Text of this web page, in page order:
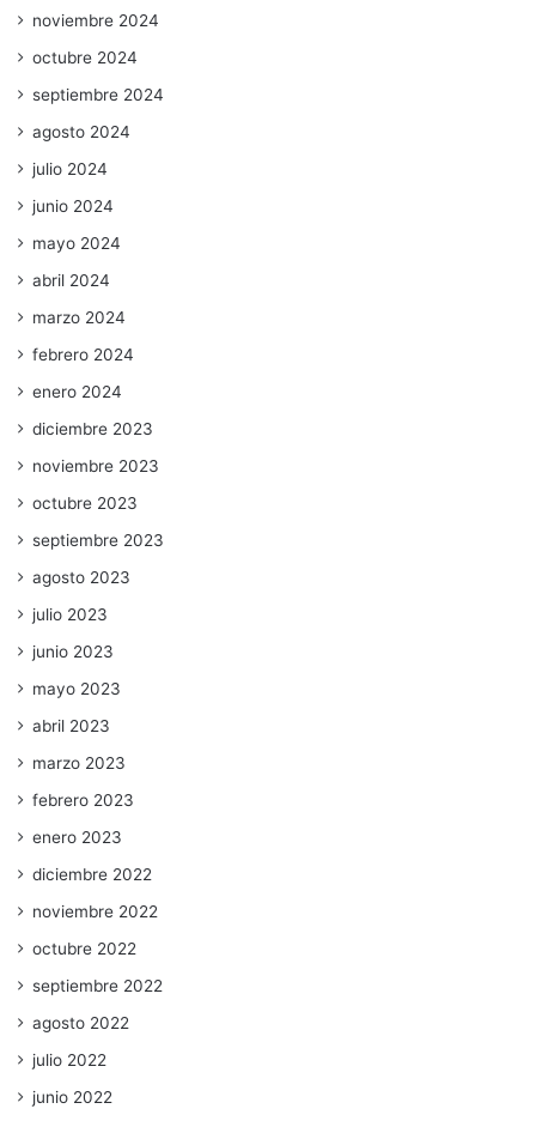
noviembre 2024
octubre 2024
septiembre 2024
agosto 2024
julio 2024
junio 2024
mayo 2024
abril 2024
marzo 2024
febrero 2024
enero 2024
diciembre 2023
noviembre 2023
octubre 2023
septiembre 2023
agosto 2023
julio 2023
junio 2023
mayo 2023
abril 2023
marzo 2023
febrero 2023
enero 2023
diciembre 2022
noviembre 2022
octubre 2022
septiembre 2022
agosto 2022
julio 2022
junio 2022